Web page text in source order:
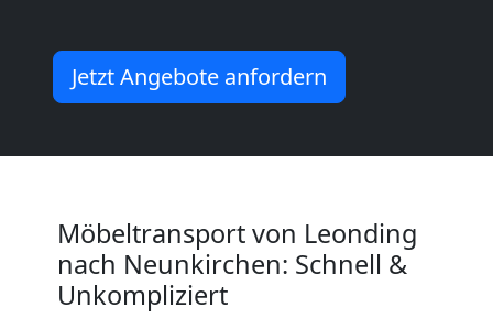
Jetzt Angebote anfordern
Möbeltransport von Leonding
nach Neunkirchen: Schnell &
Unkompliziert
LKW
Leonding
Kunsttransport
Leonding